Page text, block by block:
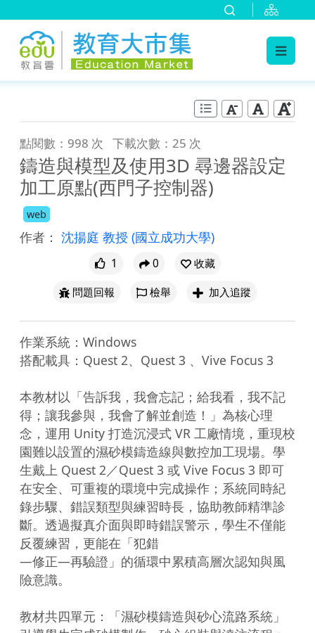
點閱數：998 次 下載次數：25 次
鑄造與模型及使用3D 尋邊器設定
加工原點(西門子控制器)
web
作者： 沈揚庭 教授 (國立成功大學)
1 0
收藏
問題回報
檢舉 加入追蹤
作業系統：Windows
搭配載具：Quest 2、Quest 3 、Vive Focus 3
本教材以「告訴我，我會忘記；給我看，我不記
得；讓我參與，我會了解並創造！」為核心理
念，運用 Unity 打造沉浸式 VR 工廠情境，重現校
園難以設置的濕砂模鑄造線與數控加工現場。學
生戴上 Quest 2／Quest 3 或 Vive Focus 3 即可
在安全、可重複的環境中完成操作；系統同時紀
錄步驟、錯誤類型與練習時長，協助教師精準診
斷。透過擬真介面與即時錯誤警示，學生不僅能
反覆練習，更能在「犯錯
—修正—再驗證」的循環中累積高層次認知與風
險意識。
教材共四單元：「濕砂模鑄造與砂心流路系統」